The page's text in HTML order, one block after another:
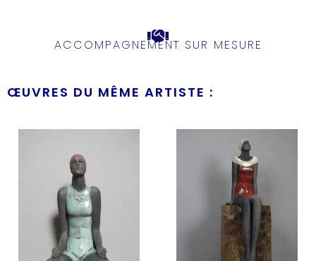
ACCOMPAGNEMENT SUR MESURE
ŒUVRES DU MÊME ARTISTE :